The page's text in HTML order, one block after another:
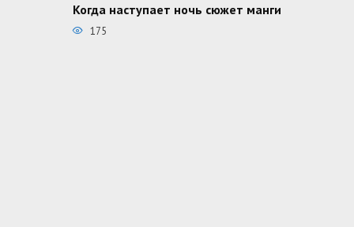
Когда наступает ночь сюжет манги
175